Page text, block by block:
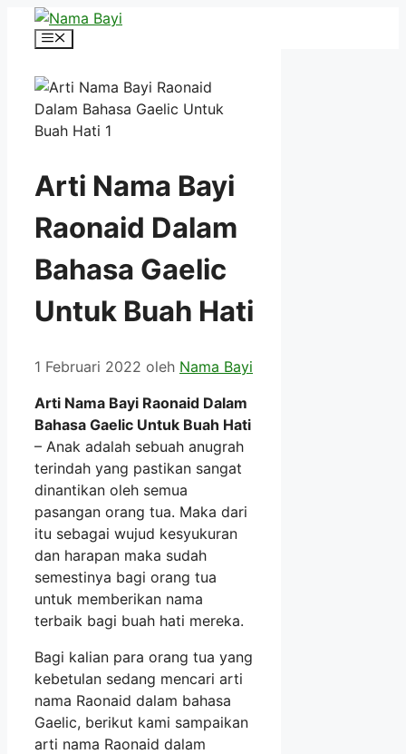
Langsung
Menu
Arti Nama Bayi
Raonaid Dalam
Bahasa Gaelic
Untuk Buah Hati
1 Februari 2022 oleh Nama Bayi
Arti Nama Bayi Raonaid Dalam
Bahasa Gaelic Untuk Buah Hati
– Anak adalah sebuah anugrah
terindah yang pastikan sangat
dinantikan oleh semua
pasangan orang tua. Maka dari
itu sebagai wujud kesyukuran
dan harapan maka sudah
semestinya bagi orang tua
untuk memberikan nama
terbaik bagi buah hati mereka.
Bagi kalian para orang tua yang
kebetulan sedang mencari arti
nama Raonaid dalam bahasa
Gaelic, berikut kami sampaikan
arti nama Raonaid dalam